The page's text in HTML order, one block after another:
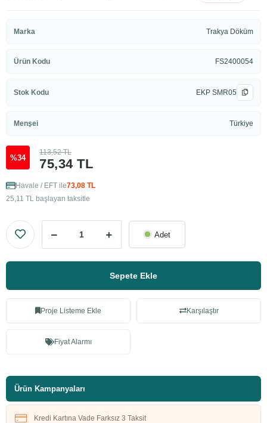
Marka Trakya Döküm
Ürün Kodu FS2400054
Stok Kodu EKP SMR05
Menşei Türkiye
%34 75,34 TL
113,52 TL
Havale / EFT ile73,08 TL
25,11 TL başlayan taksitle
Adet
Sepete Ekle
Proje Listeme Ekle Karşılaştır
Fiyat Alarmı
Ürün Kampanyaları
Kredi Kartına Vade Farksız 3 Taksit